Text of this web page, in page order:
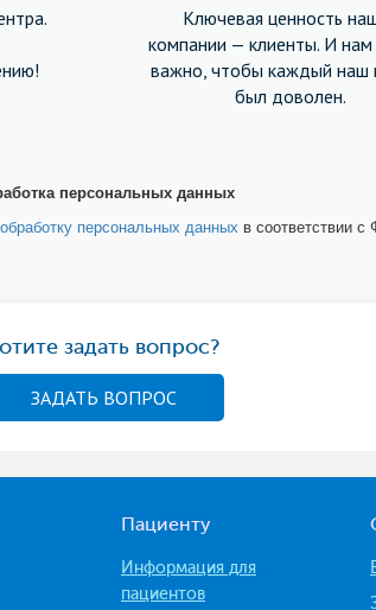
Ключевая ценность
компании — клиенты. И нам
важно, чтобы каждый наш
был доволен.
персональных данных
персональных данных в соответствии
задать вопрос?
ЗАДАТЬ ВОПРОС
Пациенту
Информация для
пациентов